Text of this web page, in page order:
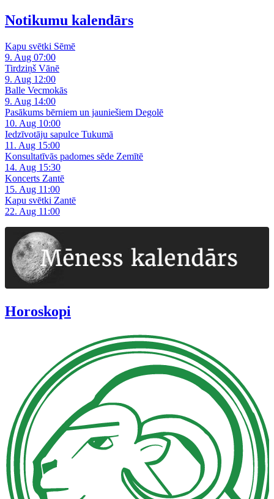
Notikumu kalendārs
Kapu svētki Sēmē
9. Aug 07:00
Tirdziņš Vānē
9. Aug 12:00
Balle Vecmokās
9. Aug 14:00
Pasākums bērniem un jauniešiem Degolē
10. Aug 10:00
Iedzīvotāju sapulce Tukumā
11. Aug 15:00
Konsultatīvās padomes sēde Zemītē
14. Aug 15:30
Koncerts Zantē
15. Aug 11:00
Kapu svētki Zantē
22. Aug 11:00
Horoskopi